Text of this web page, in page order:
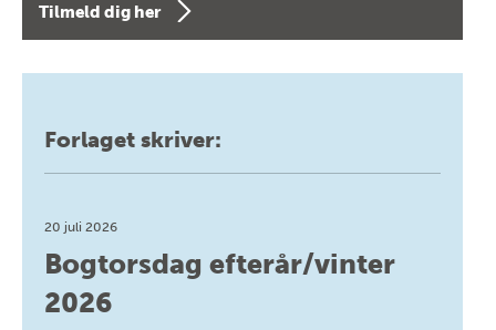
Tilmeld dig her
Forlaget skriver:
20 juli 2026
Bogtorsdag efterår/vinter
2026